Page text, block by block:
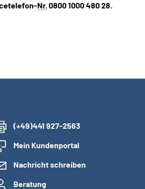
Nr.0800 1000 480 28.
(+49)441 927-2563
Mein Kundenportal
Nachricht schreiben
Beratung